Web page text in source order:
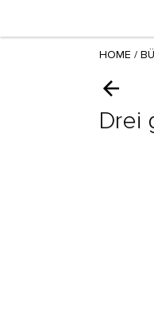
HOME /
Drei